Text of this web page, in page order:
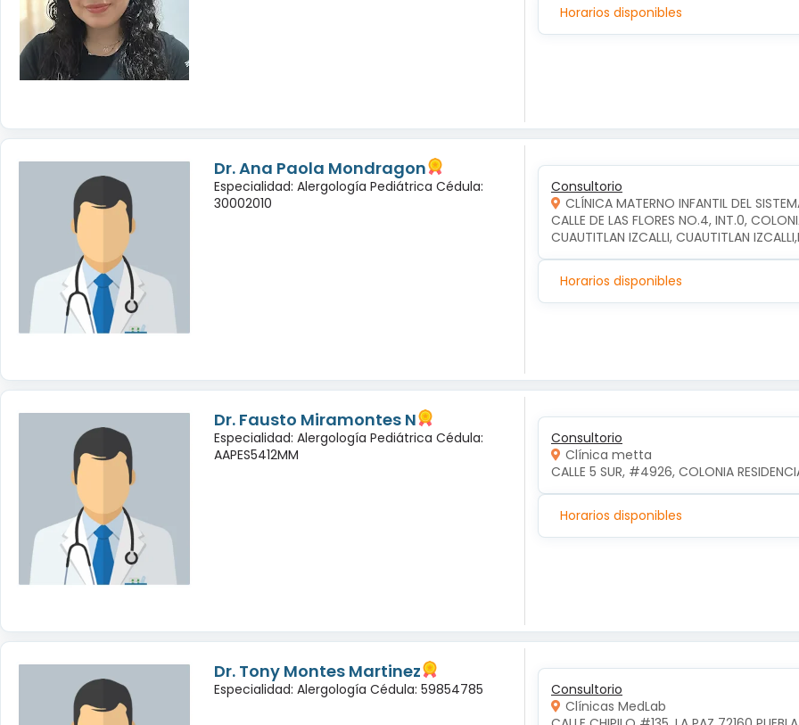
Horarios disponibles
Dr. Ana Paola Mondragon
Especialidad: Alergología Pediátrica Cédula:
30002010
Consultorio
CLÍNICA MATERNO INFANTIL DEL
CALLE DE LAS FLORES NO.4, INT.0,
CUAUTITLAN IZCALLI, CUAUTITLAN
Horarios disponibles
Dr. Fausto Miramontes N
Especialidad: Alergología Pediátrica Cédula:
AAPES5412MM
Consultorio
Clínica metta
CALLE 5 SUR, #4926, COLONIA
Horarios disponibles
Dr. Tony Montes Martinez
Especialidad: Alergología Cédula: 59854785
Consultorio
Clínicas MedLab